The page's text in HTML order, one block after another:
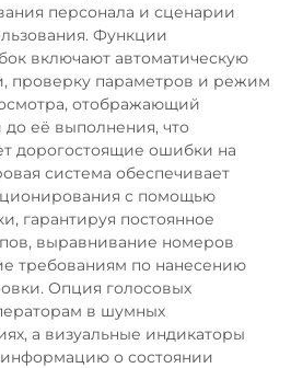
персонала и сценарии
Функции
включают автоматическую
проверку параметров и режим
отображающий
до её выполнения, что
дорогостоящие ошибки на
система обеспечивает
с помощью
гарантируя постоянное
выравнивание номеров
требованиям по нанесению
Опция голосовых
в шумных
а визуальные индикаторы
о состоянии